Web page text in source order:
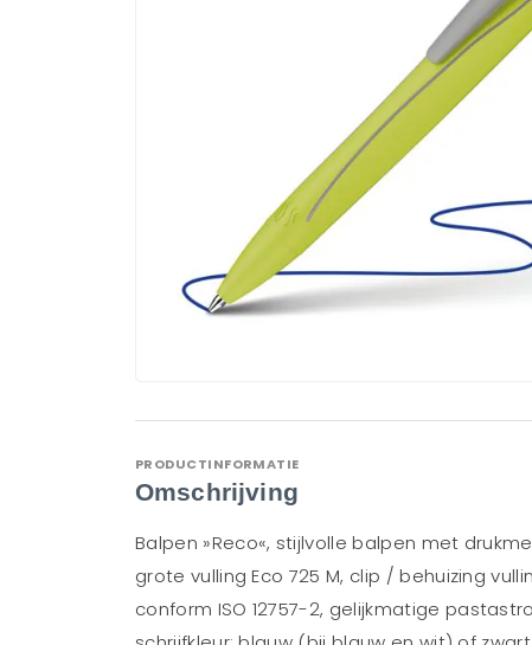
PRODUCTINFORMATIE
Omschrijving
Balpen »Reco«, stijlvolle balpen met
grote vulling Eco 725 M, clip / behuizing
conform ISO 12757-2, gelijkmatige